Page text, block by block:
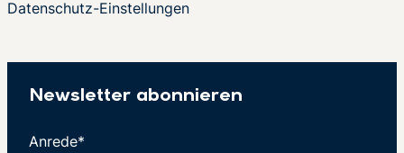
Datenschutz-Einstellungen
Newsletter abonnieren
Anrede*